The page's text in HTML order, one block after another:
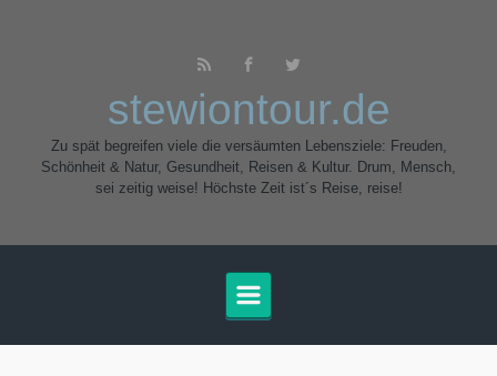
stewiontour.de
Zu spät begreifen viele die versäumten Lebensziele: Freuden,
Schönheit & Natur, Gesundheit, Reisen & Kultur. Drum, Mensch,
sei zeitig weise! Höchste Zeit ist´s Reise, reise!